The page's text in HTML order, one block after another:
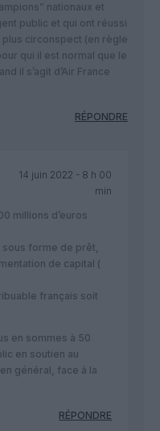
nationaux et
public et qui ont réussi
circonspect (en règle
qui il est normal que le
il s’agit d’Air France
RÉPONDRE
14 juin 2022 - 8 h 00
min
millions d’euros
sous forme de prêt,
de capital (
français soit
en sommes à 50
en soutien au
général, face à la
RÉPONDRE